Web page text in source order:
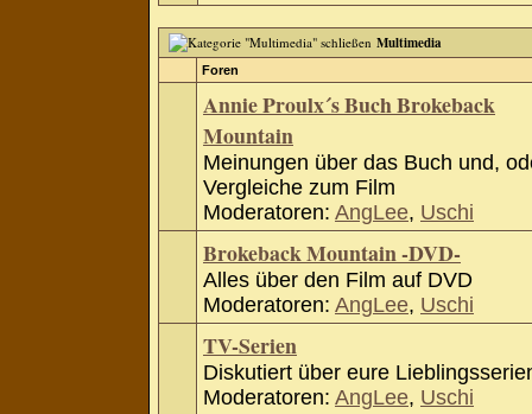
Multimedia
Foren
Annie Proulx´s Buch Brokeback
Mountain
Meinungen über das Buch und,
Vergleiche zum Film
Moderatoren: AngLee, Uschi
Brokeback Mountain -DVD-
Alles über den Film auf DVD
Moderatoren: AngLee, Uschi
TV-Serien
Diskutiert über eure
Moderatoren: AngLee, Uschi